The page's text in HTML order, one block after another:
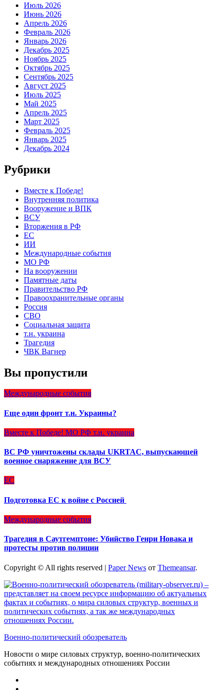
Июль 2026
Июнь 2026
Апрель 2026
Февраль 2026
Январь 2026
Декабрь 2025
Ноябрь 2025
Октябрь 2025
Сентябрь 2025
Август 2025
Июль 2025
Май 2025
Апрель 2025
Март 2025
Февраль 2025
Январь 2025
Декабрь 2024
Рубрики
Вместе к Победе!
Внутренняя политика
Вооружение и ВПК
ВСУ
Вторжения в РФ
ЕС
ИИ
Международные события
МО РФ
На вооружении
Памятные даты
Правительство РФ
Правоохранительные органы
Россия
СВО
Социальная защита
т.н. украина
Трагедия
ЧВК Вагнер
Вы пропустили
Международные события
Еще один фронт т.н. Украины?
Вместе к Победе! МО РФ т.н. украина
ВС РФ уничтожены склады UKRTAC, выпускающей
военное снаряжение для ВСУ
ЕС
Подготовка ЕС к войне с Россией
Международные события
Трагедия в Саутгемптоне: Убийство Генри Новака и
протесты против полиции
Copyright © All rights reserved | Paper News от Themeansar.
Военно-политический обозреватель
Новости о мире силовых структур, военно-политических
событиях и международных отношениях России